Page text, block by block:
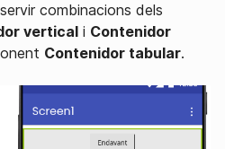
combinacions dels
vertical i Contenidor
Contenidor tabular.